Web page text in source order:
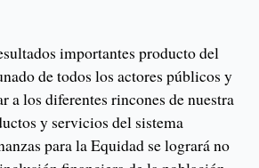
importantes producto del
de todos los actores públicos y
a los diferentes rincones de nuestra
y servicios del sistema
para la Equidad se logrará no